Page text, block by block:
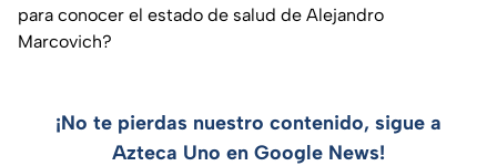
para conocer el estado de salud de Alejandro
Marcovich?
¡No te pierdas nuestro contenido, sigue a
Azteca Uno en Google News!